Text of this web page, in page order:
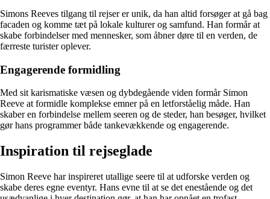
Simons Reeves tilgang til rejser er unik, da han altid forsøger at gå bag
facaden og komme tæt på lokale kulturer og samfund. Han formår at
skabe forbindelser med mennesker, som åbner døre til en verden, de
færreste turister oplever.
Engagerende formidling
Med sit karismatiske væsen og dybdegående viden formår Simon
Reeve at formidle komplekse emner på en letforståelig måde. Han
skaber en forbindelse mellem seeren og de steder, han besøger, hvilket
gør hans programmer både tankevækkende og engagerende.
Inspiration til rejseglade
Simon Reeve har inspireret utallige seere til at udforske verden og
skabe deres egne eventyr. Hans evne til at se det enestående og det